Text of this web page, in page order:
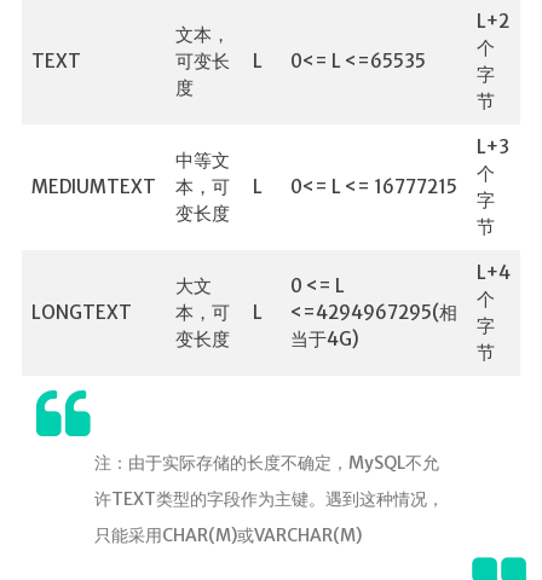
TEXT
文本，
可变长
度
L 0<= L <=65535
L+2
个
字
节
MEDIUMTEXT
中等文
本，可
变长度
L 0<= L <= 16777215
L+3
个
字
节
LONGTEXT
大文
本，可
变长度
L
0 <= L
<=4294967295(相
当于4G)
L+4
个
字
节
注：由于实际存储的长度不确定，MySQL不允
许TEXT类型的字段作为主键。遇到这种情况，
只能采用CHAR(M)或VARCHAR(M)